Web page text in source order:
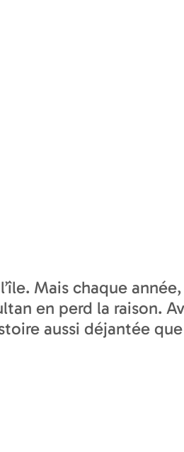
Comté avec
avec jubilation le
malicieusement
Mais chaque
en perd la raison.
aussi déjantée